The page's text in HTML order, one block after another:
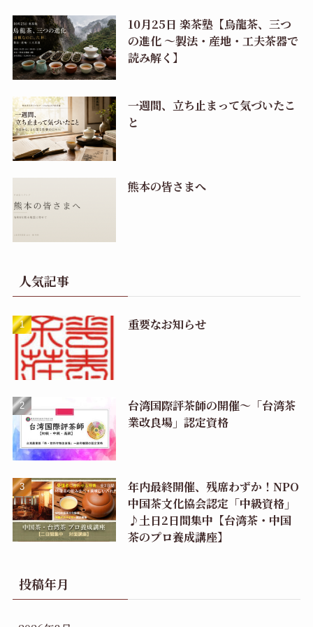
10月25日 楽茶塾【烏龍茶、三つ
の進化 〜製法・産地・工夫茶器で
読み解く】
一週間、立ち止まって気づいたこ
と
熊本の皆さまへ
人気記事
重要なお知らせ
台湾国際評茶師の開催〜「台湾茶
業改良場」認定資格
年内最終開催、残席わずか！NPO
中国茶文化協会認定「中級資格」
♪土日2日間集中【台湾茶・中国
茶のプロ養成講座】
投稿年月